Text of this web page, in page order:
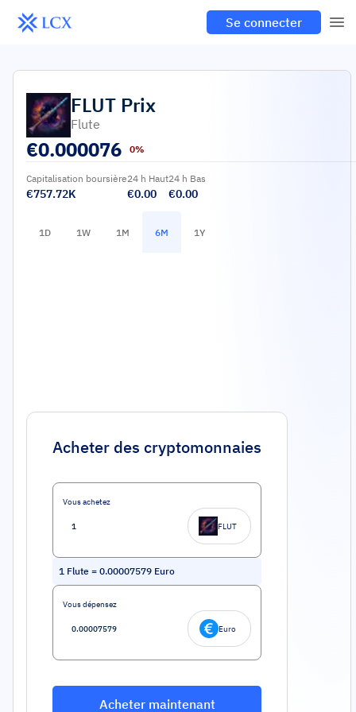
Se connecter
FLUT Prix
Flute
€0.000076 0%
Capitalisation boursière
€757.72K
24 h Haut
€0.00
24 h Bas
€0.00
1D 1W 1M 6M 1Y
Acheter des cryptomonnaies
Vous achetez
FLUT
1 Flute = 0.00007579 Euro
Vous dépensez
Euro
Acheter maintenant